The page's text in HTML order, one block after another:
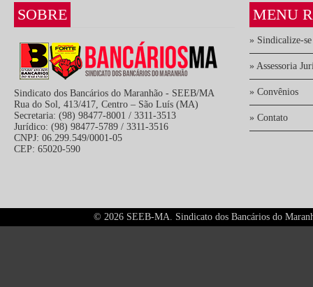
SOBRE
Sindicato dos Bancários do Maranhão - SEEB/MA
Rua do Sol, 413/417, Centro – São Luís (MA)
Secretaria: (98) 98477-8001 / 3311-3513
Jurídico: (98) 98477-5789 / 3311-3516
CNPJ: 06.299.549/0001-05
CEP: 65020-590
MENU
» Sindicalize-se
» Assessoria
» Convênios
» Contato
© 2026 SEEB-MA. Sindicato dos Bancários do